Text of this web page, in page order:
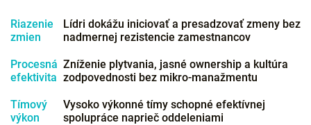
Riazenie
zmien
Lídri dokážu iniciovať a presadzovať zmeny bez
nadmernej rezistencie zamestnancov
Procesná
efektivita
Zníženie plytvania, jasné ownership a kultúra
zodpovednosti bez mikro-manažmentu
Tímový
výkon
Vysoko výkonné tímy schopné efektívnej
spolupráce naprieč oddeleniami